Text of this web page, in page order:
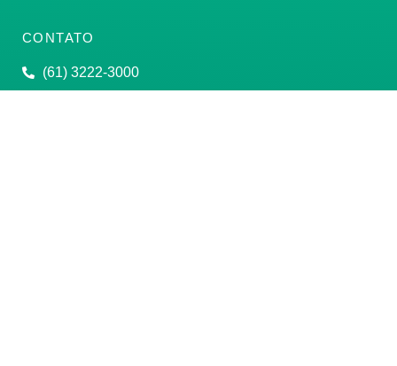
CONTATO
(61) 3222-3000